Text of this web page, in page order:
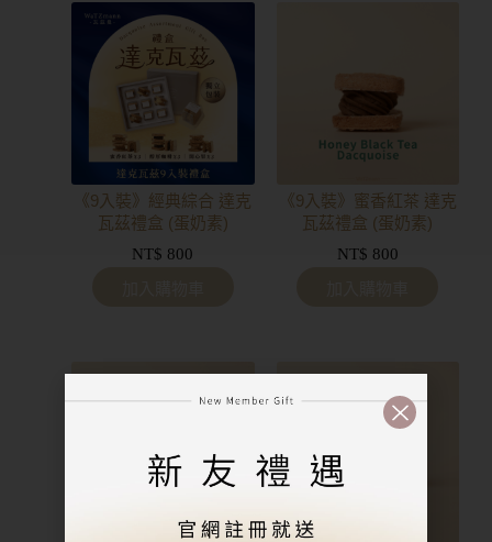
《9入裝》經典綜合 達克
瓦茲禮盒 (蛋奶素)
NT$ 800
《9入裝》蜜香紅茶 達克
瓦茲禮盒 (蛋奶素)
NT$ 800